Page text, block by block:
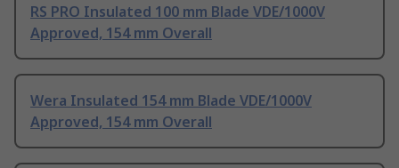
RS PRO Insulated 100 mm Blade VDE/1000V
Approved, 154 mm Overall
Wera Insulated 154 mm Blade VDE/1000V
Approved, 154 mm Overall